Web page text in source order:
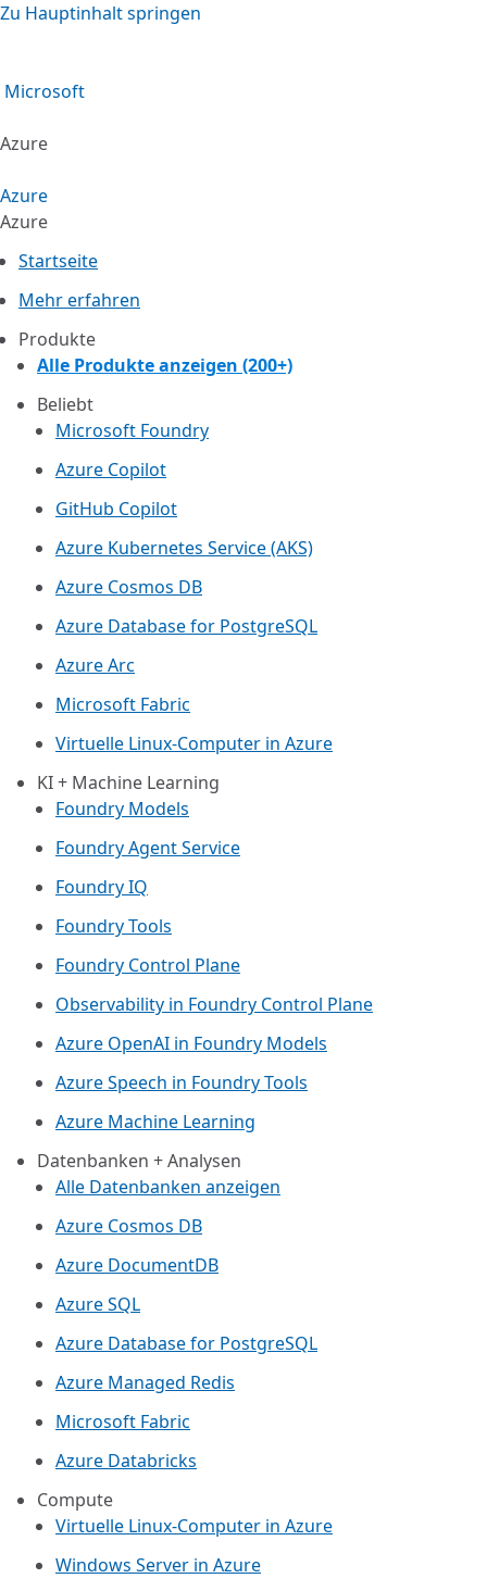
Zu Hauptinhalt springen
Microsoft
Azure
Azure
Azure
Startseite
Mehr erfahren
Produkte
Alle Produkte anzeigen (200+)
Beliebt
Microsoft Foundry
Azure Copilot
GitHub Copilot
Azure Kubernetes Service (AKS)
Azure Cosmos DB
Azure Database for PostgreSQL
Azure Arc​
Microsoft Fabric
Virtuelle Linux-Computer in Azure
KI + Machine Learning
Foundry Models
Foundry Agent Service
Foundry IQ
Foundry Tools
Foundry Control Plane
Observability in Foundry Control Plane
Azure OpenAI in Foundry Models
Azure Speech in Foundry Tools
Azure Machine Learning
Datenbanken + Analysen
Alle Datenbanken anzeigen
Azure Cosmos DB
Azure DocumentDB
Azure SQL
Azure Database for PostgreSQL
Azure Managed Redis
Microsoft Fabric
Azure Databricks
Compute
Virtuelle Linux-Computer in Azure
Windows Server in Azure